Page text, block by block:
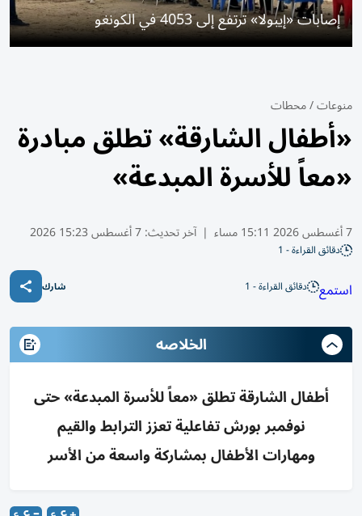
إصابات «إيبولا» ترتفع إلى 4053 في الكونغو
منوعات/محطات
«أطفال الشارقة» تطلق مبادرة
«معاً للأسرة المبدعة»
7 أغسطس 2026 15:11 مساء | آخر تحديث:7 أغسطس 15:23 2026
دقائق القراءة - 1
استمع دقائق القراءة - 1 شارك
الخلاصه
أطفال الشارقة تطلق «معاً للأسرة المبدعة» حتى
نوفمبر بورش تفاعلية تعزز الترابط والقيم
ومهارات الأطفال بمشاركة واسعة من الأسر